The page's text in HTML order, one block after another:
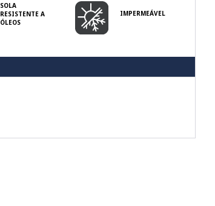
SOLA
RESISTENTE A
ÓLEOS
IMPERMEÁVEL